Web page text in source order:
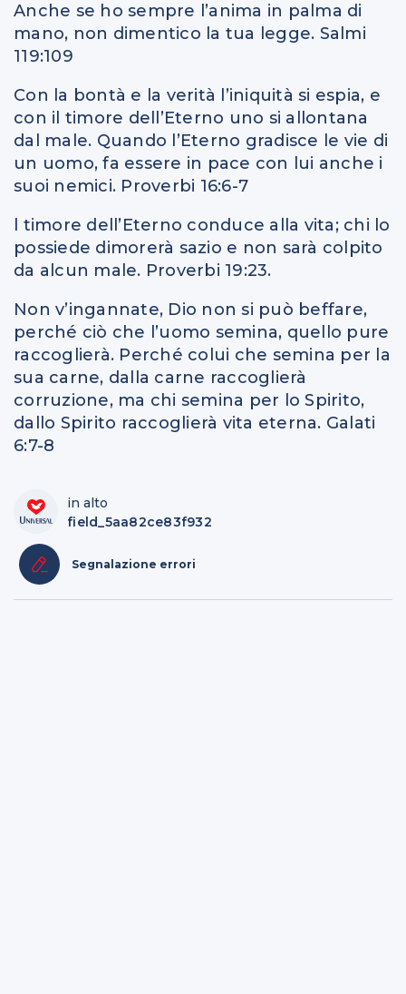
Anche se ho sempre l’anima in palma di
mano, non dimentico la tua legge. Salmi
119:109
Con la bontà e la verità l’iniquità si espia, e
con il timore dell’Eterno uno si allontana
dal male. Quando l’Eterno gradisce le vie di
un uomo, fa essere in pace con lui anche i
suoi nemici. Proverbi 16:6-7
l timore dell’Eterno conduce alla vita; chi lo
possiede dimorerà sazio e non sarà colpito
da alcun male. Proverbi 19:23.
Non v’ingannate, Dio non si può beffare,
perché ciò che l’uomo semina, quello pure
raccoglierà. Perché colui che semina per la
sua carne, dalla carne raccoglierà
corruzione, ma chi semina per lo Spirito,
dallo Spirito raccoglierà vita eterna. Galati
6:7-8
in alto
field_5aa82ce83f932
Segnalazione errori